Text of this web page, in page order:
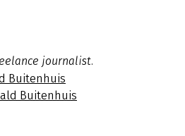
journalist.
Buitenhuis
Buitenhuis